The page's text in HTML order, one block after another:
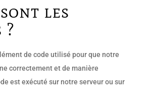
les
de code utilisé pour que notre
correctement et de manière
est exécuté sur notre serveur ou sur